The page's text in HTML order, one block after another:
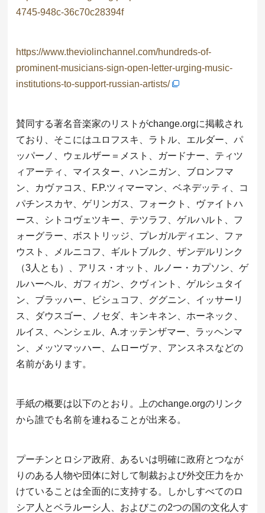
4745-948c-36c70c28394f
https://www.theviolinchannel.com/hundreds-of-
prominent-musicians-sign-open-letter-urging-music-
institutions-to-support-russian-artists/
賛同する著名音楽家のリストがchange.orgに掲載され
ており、そこにはユロフスキ、ラトル、エルダー、パ
ッパーノ、ウェルザー＝メスト、ガードナー、ティツ
ィアーティ、マイスター、ハンニガン、ブロンフマ
ン、カヴァコス、F.P.ツィマーマン、ベネデッティ、コ
パチンスカヤ、ゲリンガス、フォークト、ヴァイトハ
ース、シトコヴェツキー、テツラフ、ゲルハルト、フ
ォーグラー、ボストリッジ、プレガルディエン、ファ
ウスト、メルニコフ、ギルトブルク、ザンデルリンク
（3人とも）、アリス・オット、ルノー・カプソン、ゲ
ルハーヘル、ガフィガン、クヴィント、ゲルシュタイ
ン、ブラッハー、ビシュコフ、ググニン、イッサーリ
ス、ダウスゴー、ノセダ、キンキネン、ホーネック、
ルイス、ヘンシェル、A.オッテンザマー、ラッヘンマ
ン、メッツマッハー、ムローヴァ、アンスネスなどの
名前があります。
手紙の概要は以下のとおり。上のchange.orgのリンク
から誰でも名前を連ねることが出来る。
プーチンとロシア政府、あるいは明確に政府とつなが
りのある人物や団体に対して制裁および外交圧力をか
けていることは全面的に支持する。しかしすべてのロ
シア人とベラルーシ人、およびこの2つの国の文化人す